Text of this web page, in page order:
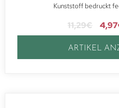
Kunststoff bedruckt
11,29€ 4,97
ARTIKEL